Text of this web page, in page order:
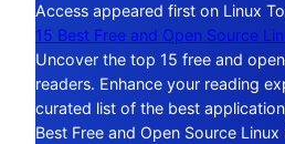
Access appeared first on Linux
15 Best Free and Open Source
Uncover the top 15 free and
readers. Enhance your reading
curated list of the best
Best Free and Open Source